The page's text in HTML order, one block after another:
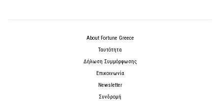
About Fortune Greece
Ταυτότητα
Δήλωση Συμμόρφωσης
Επικοινωνία
Newsletter
Συνδρομή